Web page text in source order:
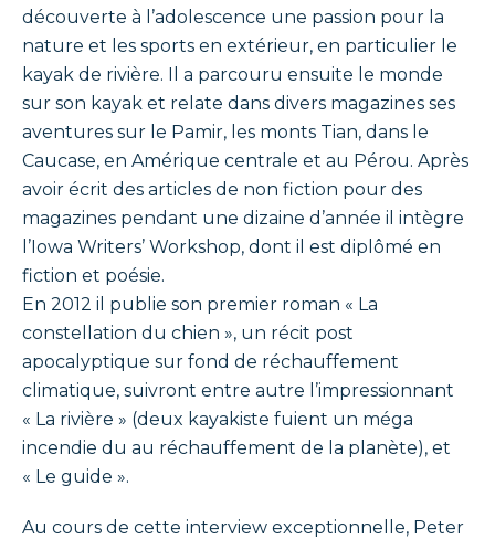
découverte à l’adolescence une passion pour la
nature et les sports en extérieur, en particulier le
kayak de rivière. Il a parcouru ensuite le monde
sur son kayak et relate dans divers magazines ses
aventures sur le Pamir, les monts Tian, dans le
Caucase, en Amérique centrale et au Pérou. Après
avoir écrit des articles de non fiction pour des
magazines pendant une dizaine d’année il intègre
l’Iowa Writers’ Workshop, dont il est diplômé en
fiction et poésie.
En 2012 il publie son premier roman « La
constellation du chien », un récit post
apocalyptique sur fond de réchauffement
climatique, suivront entre autre l’impressionnant
« La rivière » (deux kayakiste fuient un méga
incendie du au réchauffement de la planète), et
« Le guide ».
Au cours de cette interview exceptionnelle, Peter